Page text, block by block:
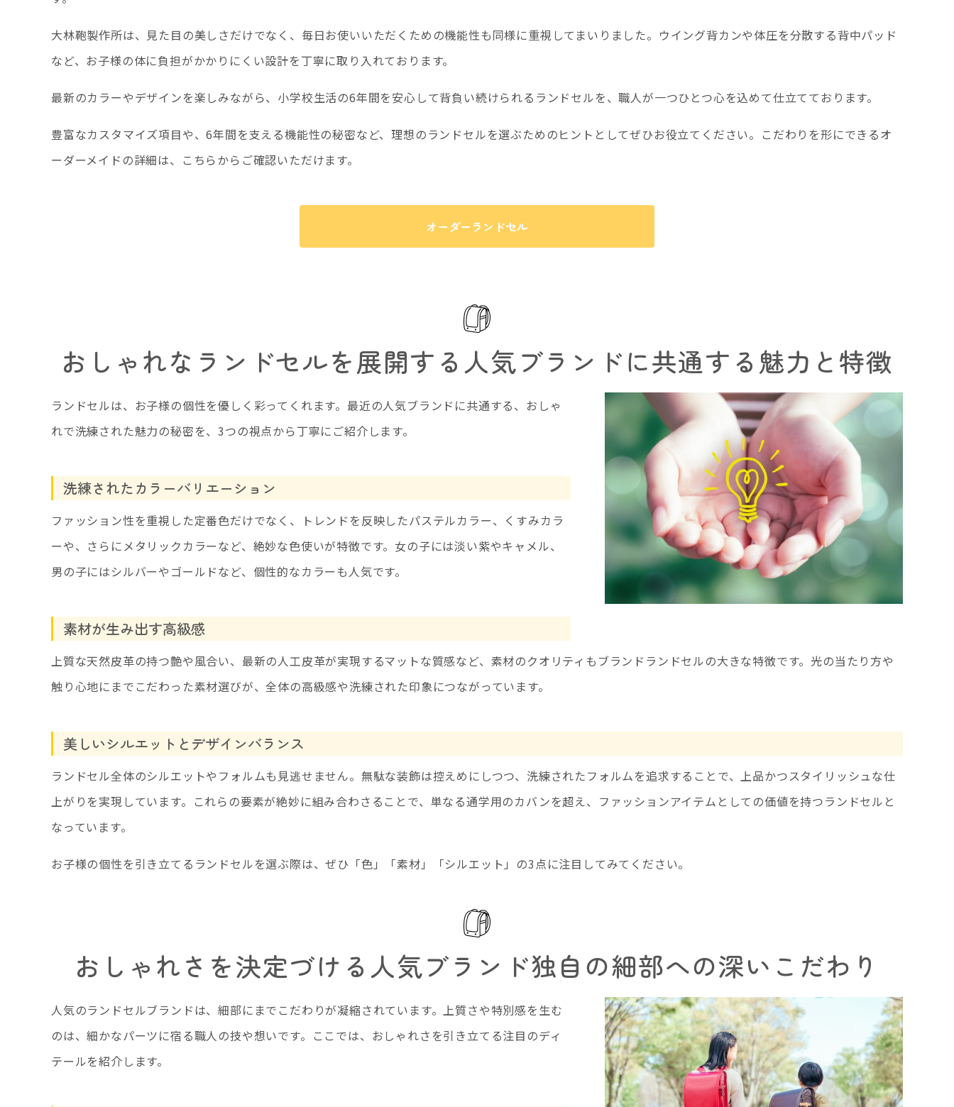
大林鞄製作所は、見た目の美しさだけでなく、毎日お使いいただくための機能性も同様に重視してまいりました。ウイング背カンや体圧を分散する背中パッド
など、お子様の体に負担がかかりにくい設計を丁寧に取り入れております。
最新のカラーやデザインを楽しみながら、小学校生活の6年間を安心して背負い続けられるランドセルを、職人が一つひとつ心を込めて仕立てております。
豊富なカスタマイズ項目や、6年間を支える機能性の秘密など、理想のランドセルを選ぶためのヒントとしてぜひお役立てください。こだわりを形にできるオ
ーダーメイドの詳細は、こちらからご確認いただけます。
オーダーランドセル
おしゃれなランドセルを展開する人気ブランドに共通する魅力と特徴
ランドセルは、お子様の個性を優しく彩ってくれます。最近の人気ブランドに共通する、おしゃ
れで洗練された魅力の秘密を、3つの視点から丁寧にご紹介します。
洗練されたカラーバリエーション
ファッション性を重視した定番色だけでなく、トレンドを反映したパステルカラー、くすみカラ
ーや、さらにメタリックカラーなど、絶妙な色使いが特徴です。女の子には淡い紫やキャメル、
男の子にはシルバーやゴールドなど、個性的なカラーも人気です。
素材が生み出す高級感
上質な天然皮革の持つ艶や風合い、最新の人工皮革が実現するマットな質感など、素材のクオリティもブランドランドセルの大きな特徴です。光の当たり方や
触り心地にまでこだわった素材選びが、全体の高級感や洗練された印象につながっています。
美しいシルエットとデザインバランス
ランドセル全体のシルエットやフォルムも見逃せません。無駄な装飾は控えめにしつつ、洗練されたフォルムを追求することで、上品かつスタイリッシュな仕
上がりを実現しています。これらの要素が絶妙に組み合わさることで、単なる通学用のカバンを超え、ファッションアイテムとしての価値を持つランドセルと
なっています。
お子様の個性を引き立てるランドセルを選ぶ際は、ぜひ「色」「素材」「シルエット」の3点に注目してみてください。
おしゃれさを決定づける人気ブランド独自の細部への深いこだわり
人気のランドセルブランドは、細部にまでこだわりが凝縮されています。上質さや特別感を生む
のは、細かなパーツに宿る職人の技や想いです。ここでは、おしゃれさを引き立てる注目のディ
テールを紹介します。